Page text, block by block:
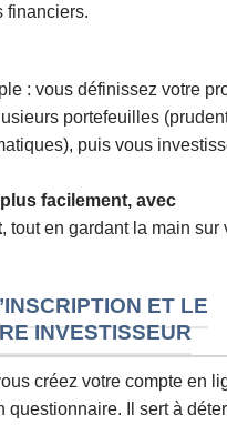
financiers.
: vous définissez votre
portefeuilles
puis vous
facilement, avec
, tout en gardant la main sur
ET LE
INVESTISSEUR
créez votre compte en
questionnaire. Il sert à